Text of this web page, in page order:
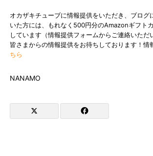
オカザキチューブに情報提供をいただき、ブログ
いた方には、もれなく500円分のAmazonギフト
しています（情報提供フォームからご連絡いただ
皆さまからの情報提供をお待ちしております！情
ちら
NANAMO